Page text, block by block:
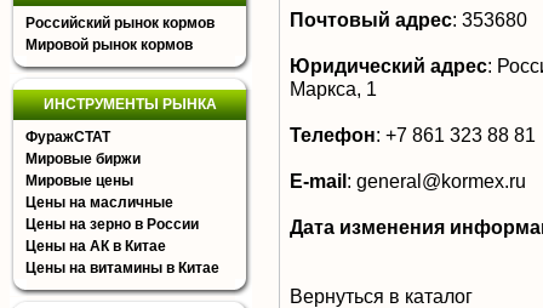
Российский рынок кормов
Мировой рынок кормов
ИНСТРУМЕНТЫ РЫНКА
ФуражСТАТ
Мировые биржи
Мировые цены
Цены на масличные
Цены на зерно в России
Цены на АК в Китае
Цены на витамины в Китае
Почтовый адрес: 353680
Юридический адрес:
Маркса, 1
Телефон: +7 861 323 88 81
E-mail: general@kormex.ru
Дата изменения
Вернуться в каталог